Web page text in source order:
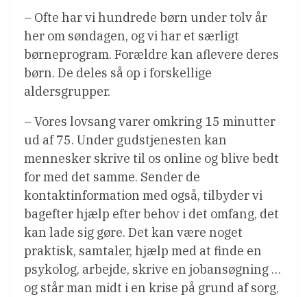
– Ofte har vi hundrede børn under tolv år
her om søndagen, og vi har et særligt
børneprogram. Forældre kan aflevere deres
børn. De deles så op i forskellige
aldersgrupper.
– Vores lovsang varer omkring 15 minutter
ud af 75. Under gudstjenesten kan
mennesker skrive til os online og blive bedt
for med det samme. Sender de
kontaktinformation med også, tilbyder vi
bagefter hjælp efter behov i det omfang, det
kan lade sig gøre. Det kan være noget
praktisk, samtaler, hjælp med at finde en
psykolog, arbejde, skrive en jobansøgning …
og står man midt i en krise på grund af sorg,